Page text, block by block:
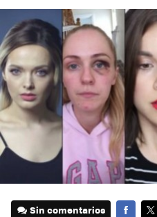
Sin comentarios